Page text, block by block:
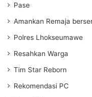
Pase
Amankan Remaja
Polres Lhokseumawe
Resahkan Warga
Tim Star Reborn
Rekomendasi PC